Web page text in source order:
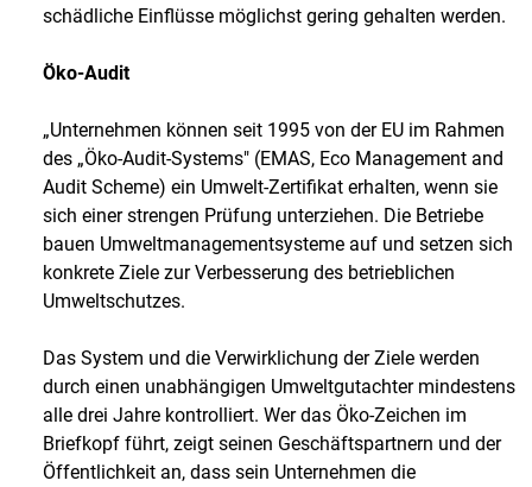
schädliche Einflüsse möglichst gering gehalten werden.
Öko-Audit
„Unternehmen können seit 1995 von der EU im Rahmen
des „Öko-Audit-Systems" (EMAS, Eco Management and
Audit Scheme) ein Umwelt-Zertifikat erhalten, wenn sie
sich einer strengen Prüfung unterziehen. Die Betriebe
bauen Umweltmanagementsysteme auf und setzen sich
konkrete Ziele zur Verbesserung des betrieblichen
Umweltschutzes.
Das System und die Verwirklichung der Ziele werden
durch einen unabhängigen Umweltgutachter mindestens
alle drei Jahre kontrolliert. Wer das Öko-Zeichen im
Briefkopf führt, zeigt seinen Geschäftspartnern und der
Öffentlichkeit an, dass sein Unternehmen die